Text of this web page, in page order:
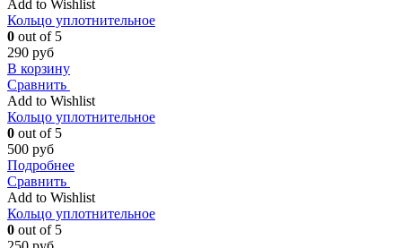
Add to Wishlist
Кольцо уплотнительное
0 out of 5
290 руб
В корзину
Сравнить
Add to Wishlist
Кольцо уплотнительное
0 out of 5
500 руб
Подробнее
Сравнить
Add to Wishlist
Кольцо уплотнительное
0 out of 5